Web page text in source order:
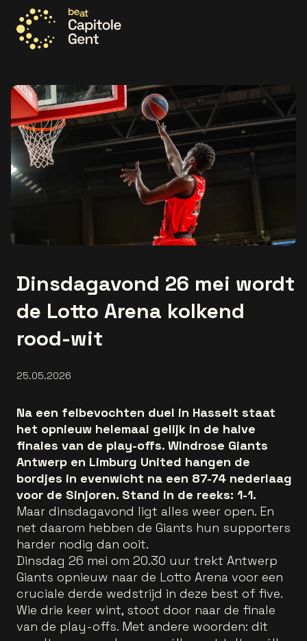
Dinsdagavond 26 mei wordt
de Lotto Arena kolkend
rood-wit
25.05.2026
Na een felbevochten duel in Hasselt staat
het opnieuw helemaal gelijk in de halve
finales van de play-offs. Windrose Giants
Antwerp en Limburg United hangen de
bordjes in evenwicht na een 87-74 nederlaag
voor de Sinjoren. Stand in de reeks: 1-1.
Maar dinsdagavond ligt alles weer open. En
net daarom hebben de Giants hun supporters
harder nodig dan ooit.
Dinsdag 26 mei om 20.30 uur trekt Antwerp
Giants opnieuw naar de Lotto Arena voor een
cruciale derde wedstrijd in deze best of five.
Wie drie keer wint, stoot door naar de finale
van de play-offs. Met andere woorden: dit